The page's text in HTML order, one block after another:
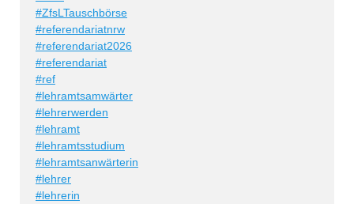
#ZfsLTauschbörse
#referendariatnrw
#referendariat2026
#referendariat
#ref
#lehramtsamwärter
#lehrerwerden
#lehramt
#lehramtsstudium
#lehramtsanwärterin
#lehrer
#lehrerin